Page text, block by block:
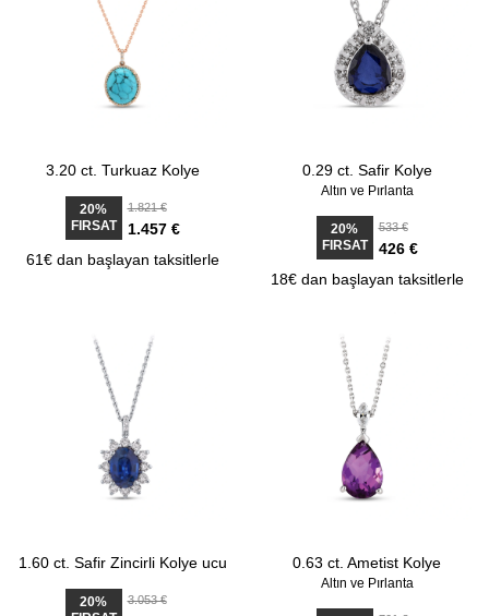
3.20 ct. Turkuaz Kolye
20%
FIRSAT
1.821 €
1.457 €
61€ dan başlayan taksitlerle
0.29 ct. Safir Kolye
Altın ve Pırlanta
20%
FIRSAT
533 €
426 €
18€ dan başlayan taksitlerle
1.60 ct. Safir Zincirli Kolye ucu
20%
3.053 €
0.63 ct. Ametist Kolye
Altın ve Pırlanta